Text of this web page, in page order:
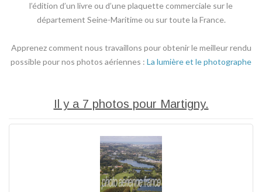
l’édition d’un livre ou d’une plaquette commerciale sur le
département Seine-Maritime ou sur toute la France.
Apprenez comment nous travaillons pour obtenir le meilleur rendu
possible pour nos photos aériennes : La lumière et le photographe
Il y a 7 photos pour Martigny.